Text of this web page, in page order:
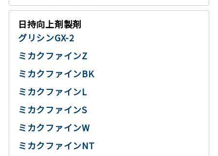
日持向上剤製剤
グリシンGX-2
ミカクファインZ
ミカクファインBK
ミカクファインL
ミカクファインS
ミカクファインW
ミカクファインNT